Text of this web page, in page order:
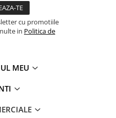
cu promotiile
in Politica de
MEU